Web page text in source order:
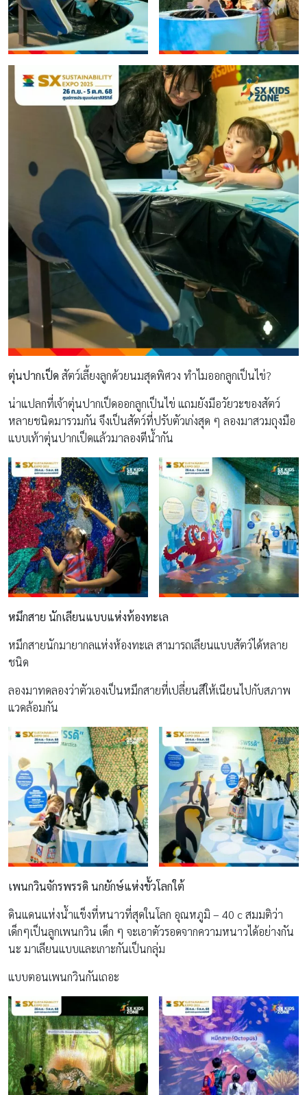
ตุ่นปากเป็ด สัตว์เลี้ยงลูกด้วยนมสุดพิศวง ทำไมออกลูกเป็นไข่?
น่าแปลกที่เจ้าตุ่นปากเป็ดออกลูกเป็นไข่ แถมยังมีอวัยวะของสัตว์
หลายชนิดมารวมกัน จึงเป็นสัตว์ที่ปรับตัวเก่งสุด ๆ ลองมาสวมถุงมือ
แบบเท้าตุ่นปากเป็ดแล้วมาลองตีน้ำกัน
หมึกสาย นักเลียนแบบแห่งท้องทะเล
หมึกสายนักมายากลแห่งห้องทะเล สามารถเลียนแบบสัตว์ได้หลาย
ชนิด
ลองมาทดลองว่าตัวเองเป็นหมึกสายที่เปลี่ยนสีให้เนียนไปกับสภาพ
แวดล้อมกัน
เพนกวินจักรพรรดิ นกยักษ์แห่งขั้วโลกใต้
ดินแดนแห่งน้ำแข็งที่หนาวที่สุดในโลก อุณหภูมิ – 40 c สมมติว่า
เด็กๆเป็นลูกเพนกวิน เด็ก ๆ จะเอาตัวรอดจากความหนาวได้อย่างกัน
นะ มาเลียนแบบและเกาะกันเป็นกลุ่ม
แบบตอนเพนกวินกันเถอะ